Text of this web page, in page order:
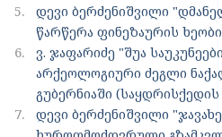
5.
დევი ბერძენიშვილი
წარწერა ფინეზაურის
6.
ვ. ჯაფარიძე "შუა
არქეოლოგიური ძეგლი
გუბერნიაში (საყდრისქედის
7.
დევი ბერძენიშვილი